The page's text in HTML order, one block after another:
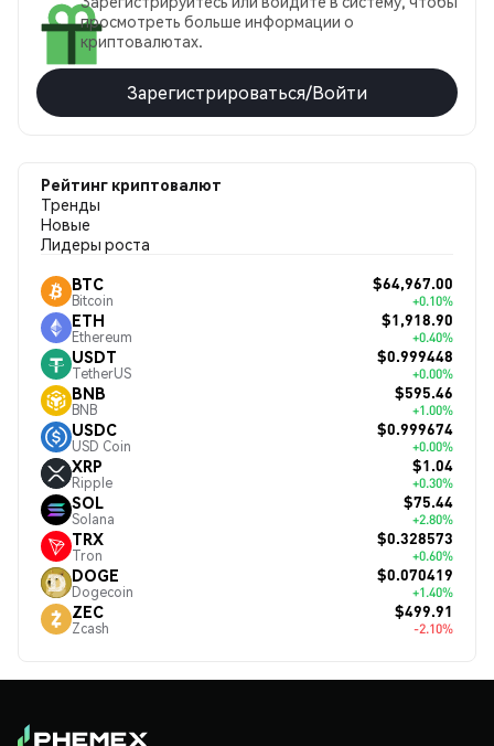
просмотреть больше информации о
криптовалютах.
Зарегистрироваться/Войти
Рейтинг криптовалют
Тренды
Новые
Лидеры роста
BTC
Bitcoin
$64,967.00
+0.10%
ETH
Ethereum
$1,918.90
+0.40%
USDT
TetherUS
$0.999448
+0.00%
BNB
BNB
$595.46
+1.00%
USDC
USD Coin
$0.999674
+0.00%
XRP
Ripple
$1.04
+0.30%
SOL
Solana
$75.44
+2.80%
TRX
Tron
$0.328573
+0.60%
DOGE
Dogecoin
$0.070419
+1.40%
ZEC
Zcash
$499.91
-2.10%